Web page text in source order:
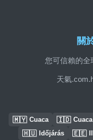
關
您可信賴的全
天氣
🇲🇾 Cuaca 🇮🇩 Cuaca
🇭🇺 Időjárás 🇪🇪